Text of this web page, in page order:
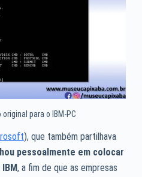
original para o IBM-PC
), que também partilhava
pessoalmente em colocar
, a fim de que as empresas